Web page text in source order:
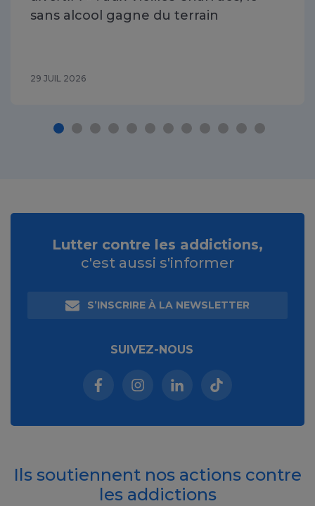
sans alcool gagne du terrain
29 JUIL 2026
Lutter contre les addictions,
c'est aussi s'informer
S’INSCRIRE À LA NEWSLETTER
SUIVEZ-NOUS
Facebook (nouvelle fenêtre)
Instagram (nouvelle fenêtre)
Linkedin (nouvelle
Tiktok (nouvelle
Ils soutiennent nos actions contre
les addictions